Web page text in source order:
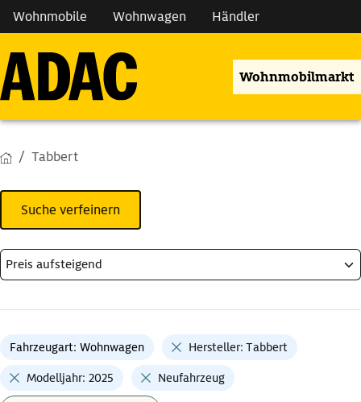
Wohnmobile Wohnwagen Händler
Wohnmobilmarkt
Tabbert
Suche verfeinern
Fahrzeugart: Wohnwagen Hersteller: Tabbert
Modelljahr: 2025 Neufahrzeug